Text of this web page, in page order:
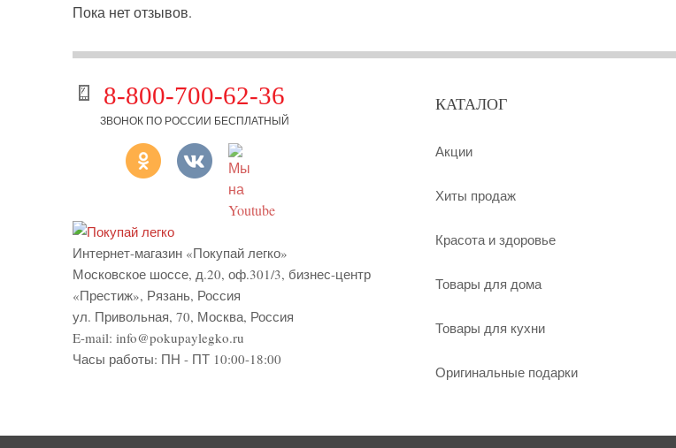
Пока нет отзывов.
8-800-700-62-36
ЗВОНОК ПО РОССИИ БЕСПЛАТНЫЙ
Интернет-магазин «Покупай легко»
Московское шоссе, д.20, оф.301/3, бизнес-центр
«Престиж», Рязань, Россия
ул. Привольная, 70, Москва, Россия
E-mail: info@pokupaylegko.ru
Часы работы: ПН - ПТ 10:00-18:00
КАТАЛОГ
Акции
Хиты продаж
Красота и здоровье
Товары для дома
Товары для кухни
Оригинальные подарки